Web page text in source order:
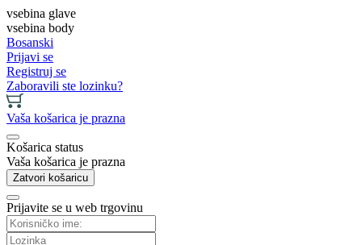
vsebina glave
vsebina body
Bosanski
Prijavi se
Registruj se
Zaboravili ste lozinku?
Vaša košarica je prazna
Košarica status
Vaša košarica je prazna
Zatvori košaricu
Prijavite se u web trgovinu